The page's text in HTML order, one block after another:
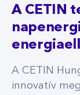
A CETIN
A CETIN
innovatív